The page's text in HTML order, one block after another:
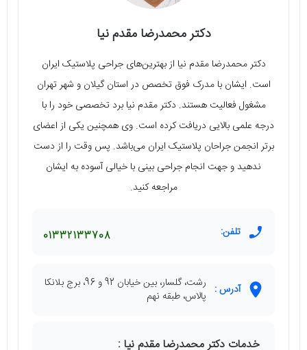
دکتر محمدرضا مقدم نیا
دکتر محمدرضا مقدم نیا از بهترین‌های جراحی پلاستیک ایران
است. ایشان با مدرک فوق تخصص در استان گیلان و شهر تهران
مشغول فعالیت هستند. دکتر مقدم نیا برد تخصصی خود را با
درجه علمی بالایی دریافت کرده است. وی همچنین یکی از اعضای
برتر انجمن جراحان پلاستیک ایران می‌باشد. پس وقت را از دست
ندهید و جهت انجام جراحی بینی با خیالی آسوده به ایشان
مراجعه کنید.
تلفن: 01332133708
آدرس :
رشت، گلسار، بین خیابان 92 و 96، برج بلانکا
پالاس، طبقه نهم
خدمات دکتر محمدرضا مقدم نیا :